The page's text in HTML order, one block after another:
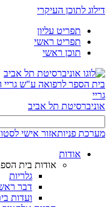
דילוג לתוכן העיקרי
תפריט עליון
תפריט ראשי
תוכן ראשי
בית הספר לרפואה ע"ש גריי
גריי
אוניברסיטת תל אביב
מערכת פניותאזור אישי
אודות
אודות בית
גלריות
דבר
ועדות